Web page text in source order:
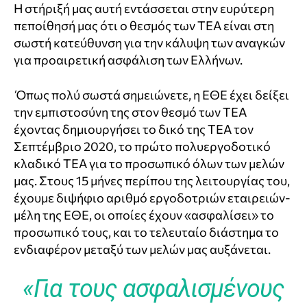
Η στήριξή μας αυτή εντάσσεται στην ευρύτερη
πεποίθησή μας ότι ο θεσμός των ΤΕΑ είναι στη
σωστή κατεύθυνση για την κάλυψη των αναγκών
για προαιρετική ασφάλιση των Ελλήνων.
Όπως πολύ σωστά σημειώνετε, η ΕΘΕ έχει δείξει
την εμπιστοσύνη της στον θεσμό των ΤΕΑ
έχοντας δημιουργήσει το δικό της ΤΕΑ τον
Σεπτέμβριο 2020, το πρώτο πολυεργοδοτικό
κλαδικό ΤΕΑ για το προσωπικό όλων των μελών
μας. Στους 15 μήνες περίπου της λειτουργίας του,
έχουμε διψήφιο αριθμό εργοδοτριών εταιρειών-
μέλη της ΕΘΕ, οι οποίες έχουν «ασφαλίσει» το
προσωπικό τους, και το τελευταίο διάστημα το
ενδιαφέρον μεταξύ των μελών μας αυξάνεται.
«Για τους ασφαλισμένους